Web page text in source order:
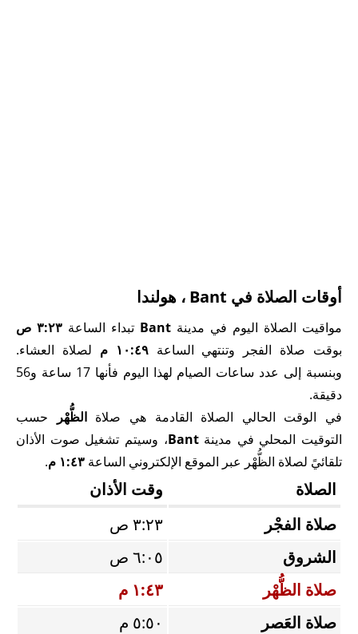
أوقات الصلاة في Bant ، هولندا
مواقيت الصلاة اليوم في مدينة Bant تبداء الساعة ٣:٢٣ ص
بوقت صلاة الفجر وتنتهي الساعة١٠:٤٩ م
لصلاة العشاء.
وبنسبة إلى عدد ساعات الصيام لهذا اليوم فأنها 17 ساعة و56
دقيقة.
في الوقت الحالي الصلاة القادمة هي صلاةالظُّهْر
حسب
التوقيت المحلي في مدينةBant، وسيتم تشغيل صوت الأذان
تلقائيً لصلاة الظُّهْر عبر الموقع الإلكتروني الساعة ١:٤٣ م .
الصلاة
وقت الأذان
صلاة الفجْر
٣:٢٣ ص
الشروق
٦:٠٥ ص
صلاة الظُّهْر
١:٤٣ م
صلاة العَصر
٥:٥٠ م